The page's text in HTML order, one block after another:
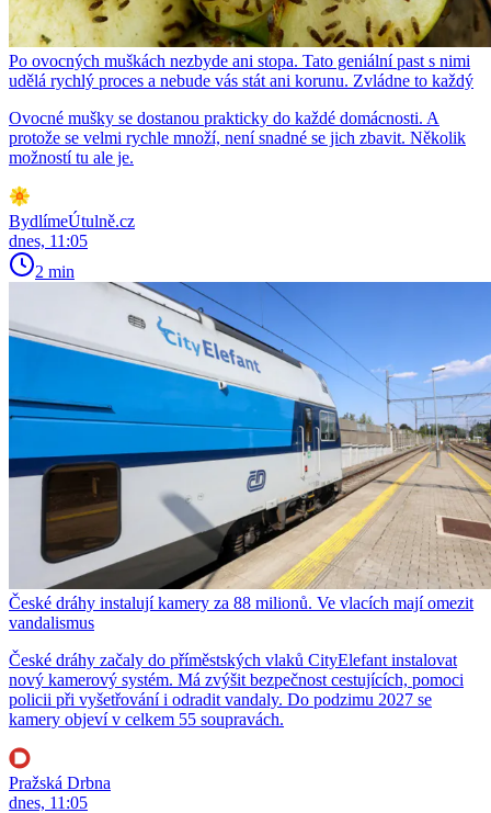
Po ovocných muškách nezbyde ani stopa. Tato geniální past s nimi
udělá rychlý proces a nebude vás stát ani korunu. Zvládne to každý
Ovocné mušky se dostanou prakticky do každé domácnosti. A
protože se velmi rychle množí, není snadné se jich zbavit. Několik
možností tu ale je.
BydlímeÚtulně.cz
dnes, 11:05
2 min
České dráhy instalují kamery za 88 milionů. Ve vlacích mají omezit
vandalismus
České dráhy začaly do příměstských vlaků CityElefant instalovat
nový kamerový systém. Má zvýšit bezpečnost cestujících, pomoci
policii při vyšetřování i odradit vandaly. Do podzimu 2027 se
kamery objeví v celkem 55 soupravách.
Pražská Drbna
dnes, 11:05